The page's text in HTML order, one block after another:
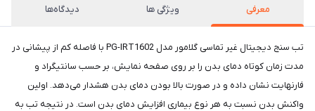
معرفی ویژگی ها دیدگاه‌ها
تب سنج دیجیتال غیر تماسی گلامور مدل PG-IRT1602 با فاصله کم از پیشانی در
مدت زمان کوتاه دمای بدن را بر روی صفحه نمایش، بر حسب سانتیگراد و
فارنهایت نشان داده و در صورت بالا بودن دمای بدن هشدار می‌دهد. اولین
واکنش بدن نسبت به هر نوع بیماری افزایش دمای بدن است. در نتیجه تب به